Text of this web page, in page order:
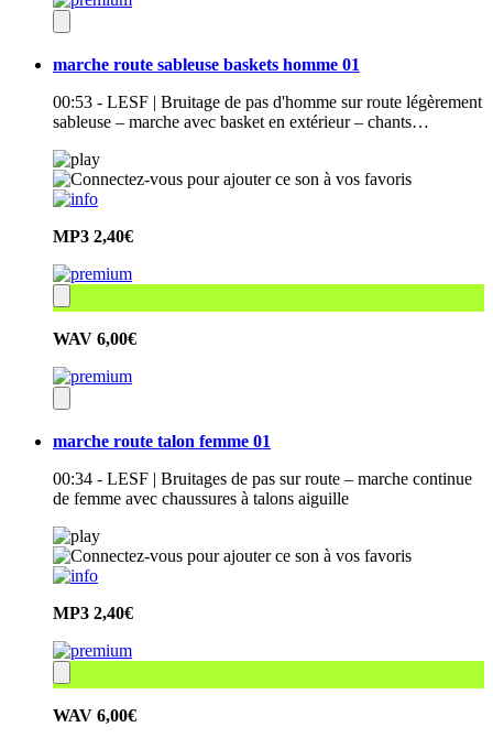
marche route sableuse baskets homme 01
00:53 - LESF | Bruitage de pas d'homme sur route légèrement
sableuse – marche avec basket en extérieur – chants…
MP3 2,40€
WAV 6,00€
marche route talon femme 01
00:34 - LESF | Bruitages de pas sur route – marche continue
de femme avec chaussures à talons aiguille
MP3 2,40€
WAV 6,00€